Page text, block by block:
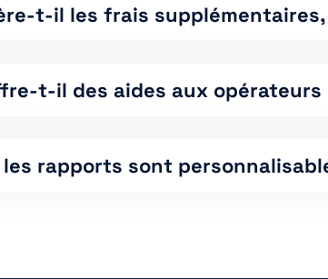
t-il les frais
t-il des aides aux
rapports sont